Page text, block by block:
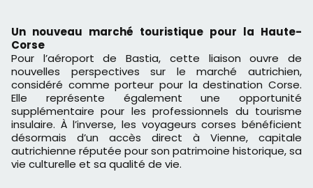
Un nouveau marché touristique pour la Haute-
Corse
Pour l’aéroport de Bastia, cette liaison ouvre de
nouvelles perspectives sur le marché autrichien,
considéré comme porteur pour la destination Corse.
Elle représente également une opportunité
supplémentaire pour les professionnels du tourisme
insulaire. À l’inverse, les voyageurs corses bénéficient
désormais d’un accès direct à Vienne, capitale
autrichienne réputée pour son patrimoine historique, sa
vie culturelle et sa qualité de vie.